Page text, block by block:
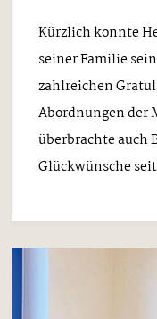
Kürzlich konnte
seiner Familie
zahlreichen
Abordnungen der
überbrachte auch
Glückwünsche